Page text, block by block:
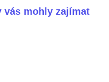
vás mohly zajímat